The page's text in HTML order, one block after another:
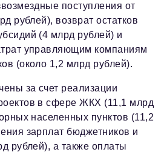
поступления от
рублей), возврат остатков
(4 млрд рублей) и
управляющим компаниям
(около 1,2 млрд рублей).
за счет реализации
в сфере ЖКХ (11,1 млрд
населенных пунктов (11,2
зарплат бюджетников и
рублей), а также оплаты